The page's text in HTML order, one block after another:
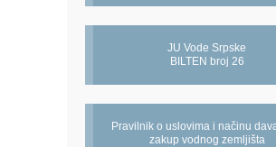
JU Vode Srpske
BILTEN broj 26
Pravilnik o uslovima i načinu
zakup vodnog zemljišta